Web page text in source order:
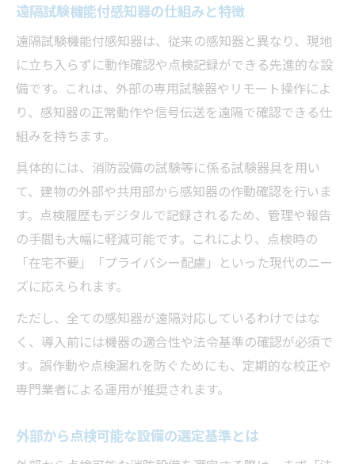
遠隔試験機能付感知器の仕組みと特徴
遠隔試験機能付感知器は、従来の感知器と異なり、現地
に立ち入らずに動作確認や点検記録ができる先進的な設
備です。これは、外部の専用試験器やリモート操作によ
り、感知器の正常動作や信号伝送を遠隔で確認できる仕
組みを持ちます。
具体的には、消防設備の試験等に係る試験器具を用い
て、建物の外部や共用部から感知器の作動確認を行いま
す。点検履歴もデジタルで記録されるため、管理や報告
の手間も大幅に軽減可能です。これにより、点検時の
「在宅不要」「プライバシー配慮」といった現代のニー
ズに応えられます。
ただし、全ての感知器が遠隔対応しているわけではな
く、導入前には機器の適合性や法令基準の確認が必須で
す。誤作動や点検漏れを防ぐためにも、定期的な校正や
専門業者による運用が推奨されます。
外部から点検可能な設備の選定基準とは